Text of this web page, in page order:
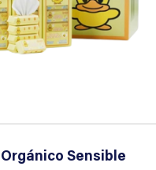
Sensible